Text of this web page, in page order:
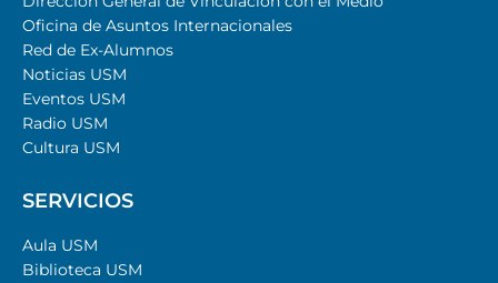
Oficina de Asuntos Internacionales
Red de Ex-Alumnos
Noticias USM
Eventos USM
Radio USM
Cultura USM
SERVICIOS
Aula USM
Biblioteca USM